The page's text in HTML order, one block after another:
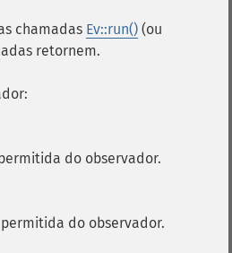
chamadas Ev::run() (ou
retornem.
do observador.
do observador.